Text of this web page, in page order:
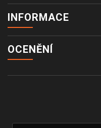
INFORMACE
OCENĚNÍ